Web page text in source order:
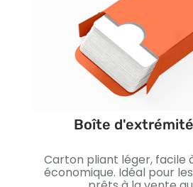
Boîte
Carton pliant léger, facile
économique. Idéal pour